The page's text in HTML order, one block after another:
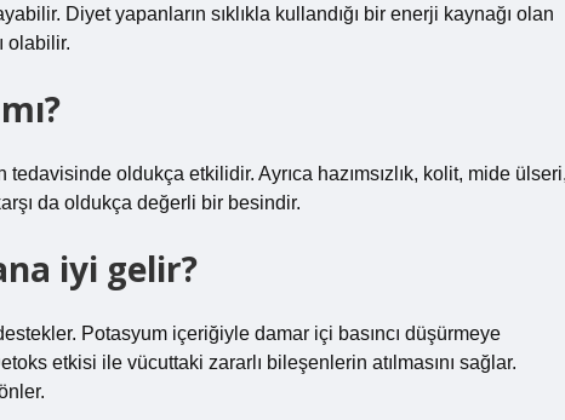
Diyet yapanların sıklıkla kullandığı bir enerji kaynağı olan
olabilir.
oldukça etkilidir. Ayrıca hazımsızlık, kolit, mide
da oldukça değerli bir besindir.
iyi gelir?
Potasyum içeriğiyle damar içi basıncı düşürmeye
etkisi ile vücuttaki zararlı bileşenlerin atılmasını sağlar.